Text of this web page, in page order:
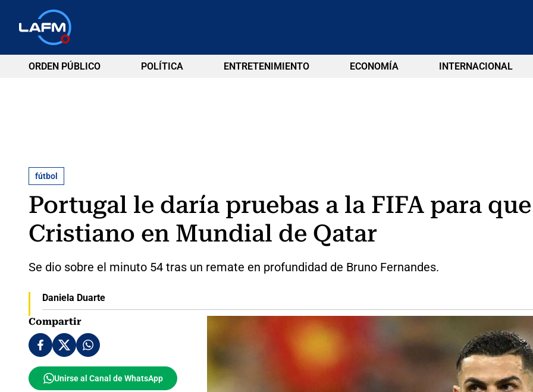
ORDEN PÚBLICO POLÍTICA ENTRETENIMIENTO ECONOMÍA INTERNACIONAL
fútbol
Portugal le daría pruebas a la FIFA para
Cristiano en Mundial de Qatar
Se dio sobre el minuto 54 tras un remate en profundidad de Bruno Fernandes.
Daniela Duarte
Compartir
Unirse al Canal de WhatsApp